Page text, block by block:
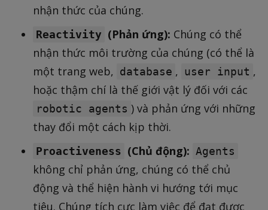
nhận thức của chúng.
Reactivity (Phản ứng): Chúng có thể
nhận thức môi trường của chúng (có thể là
một trang web, database , user input ,
hoặc thậm chí là thế giới vật lý đối với các
robotic agents ) và phản ứng với những
thay đổi một cách kịp thời.
Proactiveness (Chủ động): Agents
không chỉ phản ứng, chúng có thể chủ
động và thể hiện hành vi hướng tới mục
tiêu. Chúng tích cực làm việc để đạt được